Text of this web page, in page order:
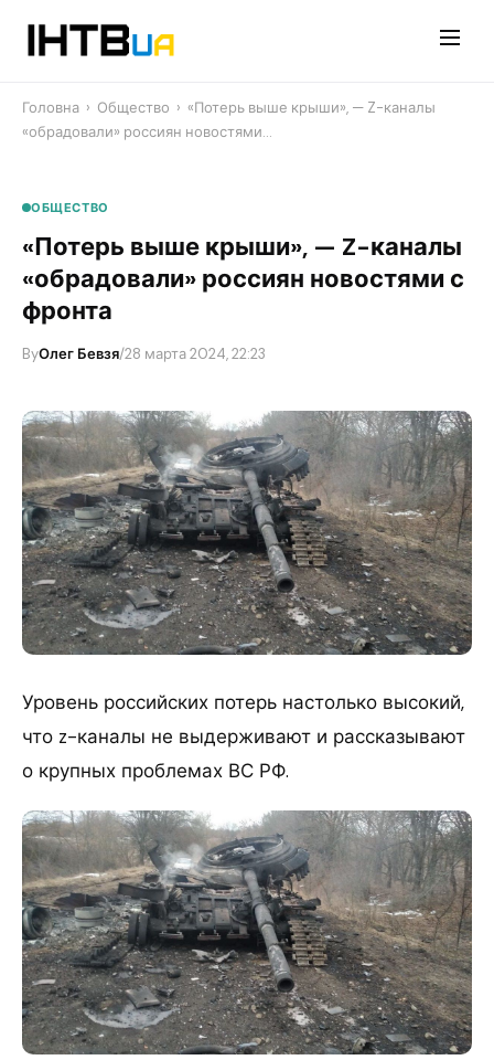
Головна › Общество › «Потерь выше крыши», — Z-каналы
«обрадовали» россиян новостями…
ОБЩЕСТВО
«Потерь выше крыши», — Z-каналы
«обрадовали» россиян новостями с
фронта
ByОлег Бевзя/28 марта 2024, 22:23
Уровень российских потерь настолько высокий,
что z-каналы не выдерживают и рассказывают
о крупных проблемах ВС РФ.